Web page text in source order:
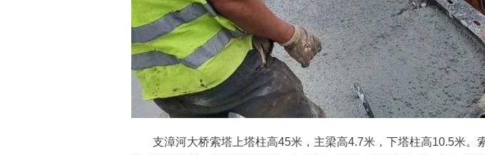
支漳河大桥索塔上塔柱高45米，主梁高4.7米，下塔柱高10.5米。